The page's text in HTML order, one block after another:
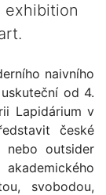
exhibition
naivního
od 4.
Lapidárium v
české
outsider
svobodou,